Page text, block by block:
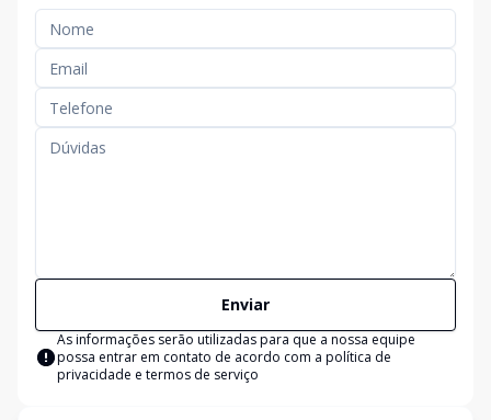
Enviar
As informações serão utilizadas para que a nossa equipe
possa entrar em contato de acordo com a política de
privacidade e termos de serviço